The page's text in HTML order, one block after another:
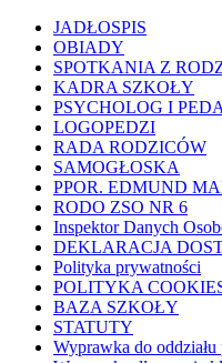
JADŁOSPIS
OBIADY
SPOTKANIA Z
KADRA SZKOŁY
PSYCHOLOG I
LOGOPEDZI
RADA RODZICÓW
SAMOGŁOSKA
PPOR. EDMUND
RODO ZSO NR 6
Inspektor Danych
DEKLARACJA
Polityka prywatności
POLITYKA
BAZA SZKOŁY
STATUTY
Wyprawka do oddziału